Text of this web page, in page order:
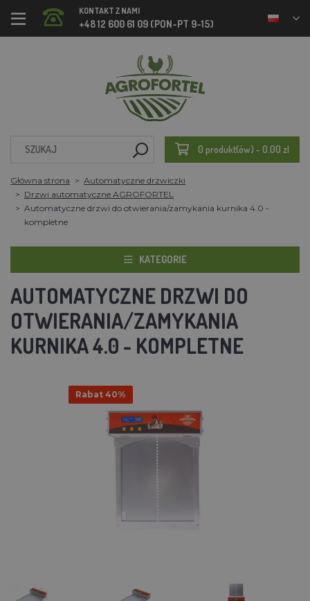
KONTAKT Z NAMI
+48 12 600 61 09 (PON-PT 9-15)
0 produkt(ów) - 0.00 zl
Główna strona
Automatyczne drzwiczki
Drzwi automatyczne AGROFORTEL
Automatyczne drzwi do otwierania/zamykania kurnika 4.0 -
kompletne
KATEGORIE
AUTOMATYCZNE DRZWI DO
OTWIERANIA/ZAMYKANIA
KURNIKA 4.0 - KOMPLETNE
Rabat 40%